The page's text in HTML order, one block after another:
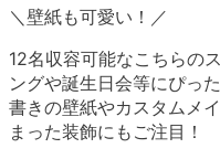
＼壁紙も可愛い！／
12名収容可能なこちらの
ングや誕生日会等にぴっ
書きの壁紙やカスタムメ
まった装飾にもご注目！